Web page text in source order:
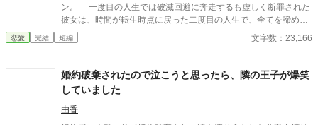
ン。 一度目の人生では破滅回避に奔走するも虚しく断罪された
彼女は、時間が転生時点に戻った二度目の人生で、全てを諦めて
いた。 もう疲れた。どうせ無駄なら、せめて断罪の日まで穏や
かに眠って過ごしたい──そう願い、積極的に引きこもり傍観を決
者・セドリック王子が、なぜか彼女に献身的な優しさを見せ、
「今度こそ、私が君を守る」と誓うのだ。 運命に抗う気力さえ
失った令嬢が、思いがけない波乱に巻き込まれていく。全てを諦
めたはずの人生で、彼女を待ち受ける未来とは──
恋愛 完結 短編 文字数：23,166
婚約破棄されたので泣こうと思ったら、隣の王子が爆笑
していました
由香